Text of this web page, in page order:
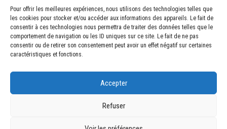
Pour offrir les meilleures expériences, nous utilisons des technologies telles que
les cookies pour stocker et/ou accéder aux informations des appareils. Le fait de
consentir à ces technologies nous permettra de traiter des données telles que le
comportement de navigation ou les ID uniques sur ce site. Le fait de ne pas
consentir ou de retirer son consentement peut avoir un effet négatif sur certaines
caractéristiques et fonctions.
Accepter
Refuser
84, boulevard Léon Jouhaux
CS 80221 - 63021 Clermont-Ferrand Cedex 2
Téléphone:
+33 (0) 4 51 11 00 20